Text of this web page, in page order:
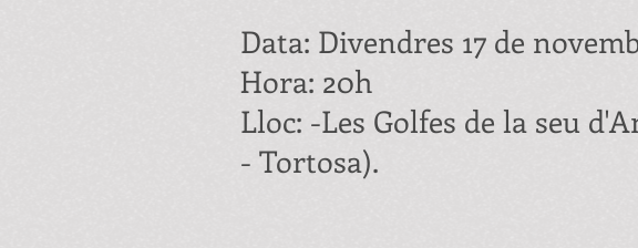
Data: Divendres 17 de
Hora: 20h
Lloc: -Les Golfes de la seu
- Tortosa).